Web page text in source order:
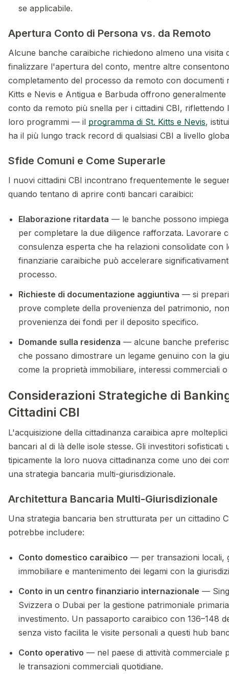
se applicabile.
Apertura Conto di Persona vs. da Remoto
Alcune banche caraibiche richiedono almeno una visita
finalizzare l'apertura del conto, mentre altre
completamento del processo da remoto con documenti
Kitts e Nevis e Antigua e Barbuda offrono
conto da remoto più snella per i cittadini CBI, riflettendo
loro programmi — il programma di St. Kitts e Nevis,
ha il più lungo track record di qualsiasi CBI a livello
Sfide Comuni e Come Superarle
I nuovi cittadini CBI incontrano frequentemente le
quando tentano di aprire conti bancari caraibici:
Elaborazione ritardata — le banche possono
per completare la due diligence rafforzata. Lavorare
consulenza esperta che ha relazioni consolidate con
finanziarie caraibiche può accelerare
processo.
Richieste di documentazione aggiuntiva — si
prove complete della provenienza del patrimonio,
provenienza dei fondi per il deposito specifico.
Domande sulla residenza — alcune banche
che possano dimostrare un legame genuino con la
come la proprietà immobiliare, interessi commerciali
Considerazioni Strategiche di
Cittadini CBI
L'acquisizione della cittadinanza caraibica apre
bancari al di là delle isole stesse. Gli investitori sofisticati
tipicamente la loro nuova cittadinanza come uno dei
una strategia bancaria multi-giurisdizionale.
Architettura Bancaria Multi-Giurisdizionale
Una strategia bancaria ben strutturata per un cittadino
potrebbe includere:
Conto domestico caraibico — per transazioni locali,
immobiliare e mantenimento dei legami con la
Conto in un centro finanziario internazionale —
Svizzera o Dubai per la gestione patrimoniale
investimento. Un passaporto caraibico con 136–148
senza visto facilita le visite personali a questi hub
Conto operativo — nel paese di attività commerciale
le transazioni commerciali quotidiane.